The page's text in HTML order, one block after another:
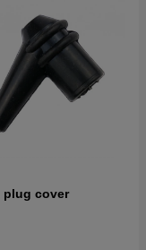
plug cover